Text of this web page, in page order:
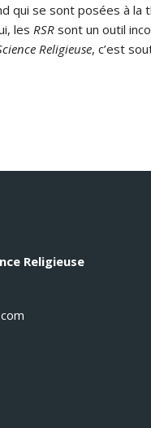
qui se sont posées à
les RSR sont un outil
Religieuse, c’est
Religieuse